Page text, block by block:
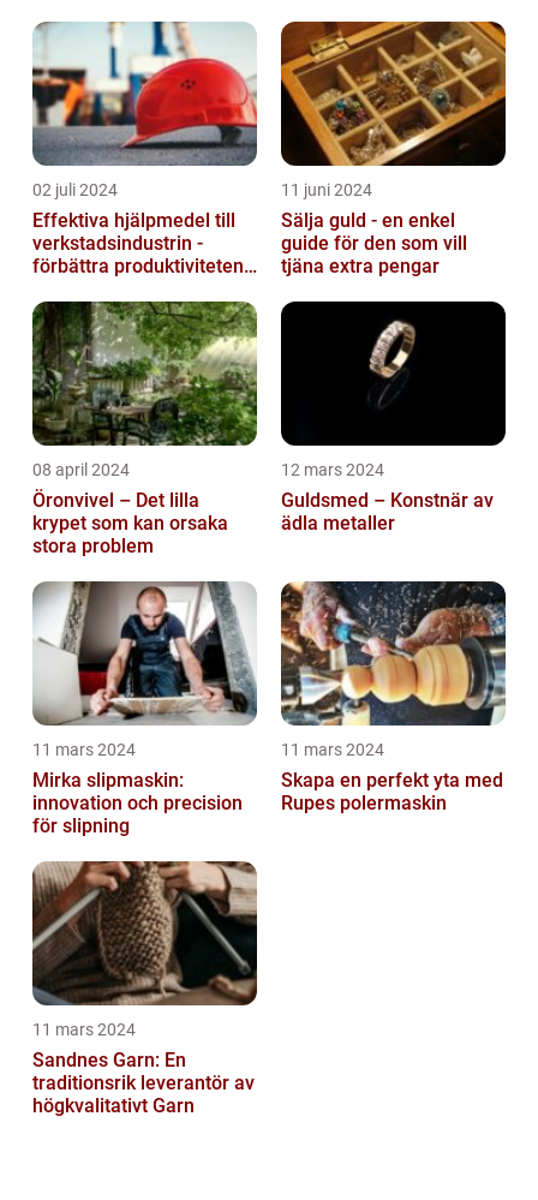
02 juli 2024
Effektiva hjälpmedel till
verkstadsindustrin -
förbättra produktiviteten
11 juni 2024
Sälja guld - en enkel
guide för den som vill
tjäna extra pengar
08 april 2024
Öronvivel – Det lilla
krypet som kan orsaka
stora problem
12 mars 2024
Guldsmed – Konstnär av
ädla metaller
11 mars 2024
Mirka slipmaskin:
innovation och precision
för slipning
11 mars 2024
Skapa en perfekt yta med
Rupes polermaskin
11 mars 2024
Sandnes Garn: En
traditionsrik leverantör av
högkvalitativt Garn